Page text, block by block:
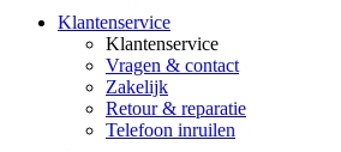
Klantenservice
Klantenservice
Vragen & contact
Zakelijk
Retour & reparatie
Telefoon inruilen